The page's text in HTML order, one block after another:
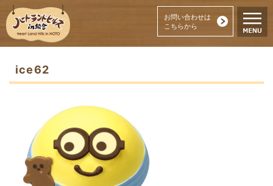
お問い合わせは
こちらから
ice62